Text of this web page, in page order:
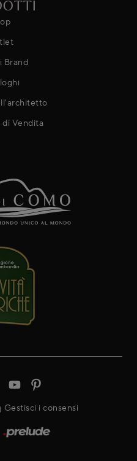
Brand
Vendita
Gestisci i consensi